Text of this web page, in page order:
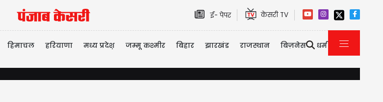
ई- पेपर केसरी TV
हिमाचल हरियाणा मध्य प्रदेश़ जम्मू कश्मीर बिहार झारखंड राजस्थान बिज़नेस धर्म